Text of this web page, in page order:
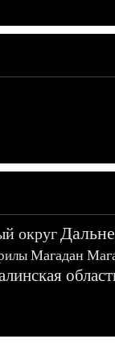
округ
Магадан